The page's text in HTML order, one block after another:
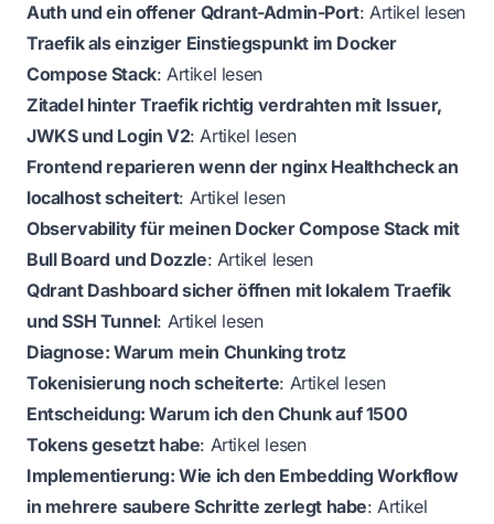
Auth und ein offener Qdrant-Admin-Port:Artikel lesen
Traefik als einziger Einstiegspunkt im Docker
Compose Stack:Artikel lesen
Zitadel hinter Traefik richtig verdrahten mit Issuer,
JWKS und Login V2:Artikel lesen
Frontend reparieren wenn der nginx Healthcheck an
localhost scheitert: Artikel lesen
Observability für meinen Docker Compose Stack mit
Bull Board und Dozzle: Artikel lesen
Qdrant Dashboard sicher öffnen mit lokalem Traefik
und SSH Tunnel: Artikel lesen
Diagnose: Warum mein Chunking trotz
Tokenisierung noch scheiterte: Artikel lesen
Entscheidung: Warum ich den Chunk auf 1500
Tokens gesetzt habe: Artikel lesen
Implementierung: Wie ich den Embedding Workflow
in mehrere saubere Schritte zerlegt habe:Artikel